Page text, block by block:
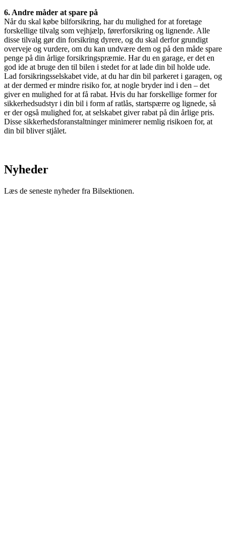
6. Andre måder at spare på
Når du skal købe bilforsikring, har du mulighed for at foretage
forskellige tilvalg som vejhjælp, førerforsikring og lignende. Alle
disse tilvalg gør din forsikring dyrere, og du skal derfor grundigt
overveje og vurdere, om du kan undvære dem og på den måde spare
penge på din årlige forsikringspræmie. Har du en garage, er det en
god ide at bruge den til bilen i stedet for at lade din bil holde ude.
Lad forsikringsselskabet vide, at du har din bil parkeret i garagen, og
at der dermed er mindre risiko for, at nogle bryder ind i den – det
giver en mulighed for at få rabat. Hvis du har forskellige former for
sikkerhedsudstyr i din bil i form af ratlås, startspærre og lignede, så
er der også mulighed for, at selskabet giver rabat på din årlige pris.
Disse sikkerhedsforanstaltninger minimerer nemlig risikoen for, at
din bil bliver stjålet.
Nyheder
Læs de seneste nyheder fra Bilsektionen.